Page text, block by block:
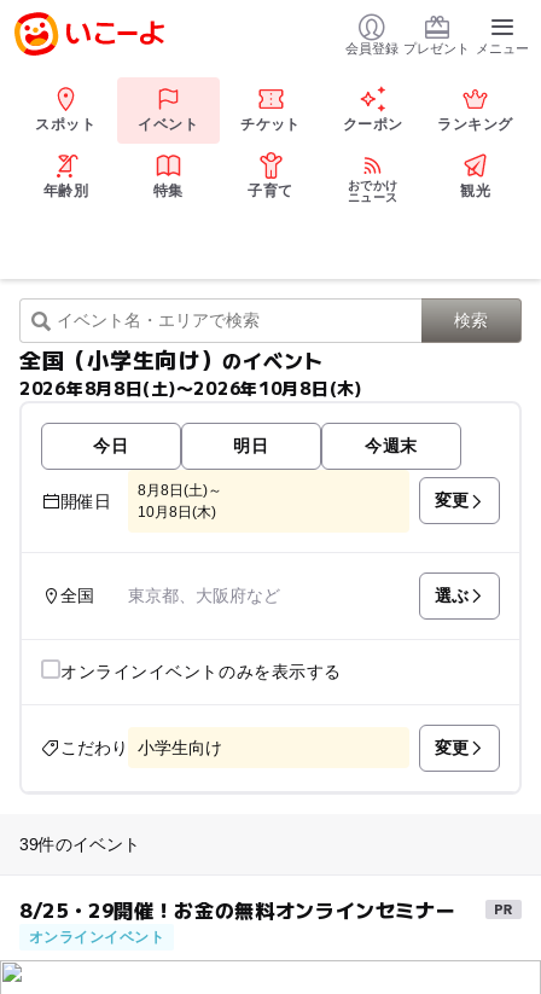
会員登録 プレゼント メニュー
スポット イベント チケット クーポン ランキング
年齢別 特集 子育て
おでかけ
ニュース
観光
全国（小学生向け）のイベント
2026年8月8日(土)〜2026年10月8日(木)
今日 明日 今週末
開催日
8月8日(土)～
10月8日(木)
変更
全国 東京都、大阪府など 選ぶ
オンラインイベントのみを表示する
こだわり 小学生向け 変更
39件のイベント
8/25・29開催！お金の無料オンラインセミナー
オンラインイベント